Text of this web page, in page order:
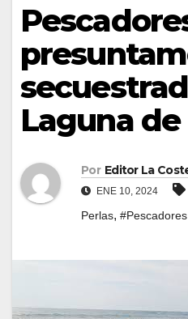
Laguna de
Por Editor La
ENE 10, 2024
Perlas,